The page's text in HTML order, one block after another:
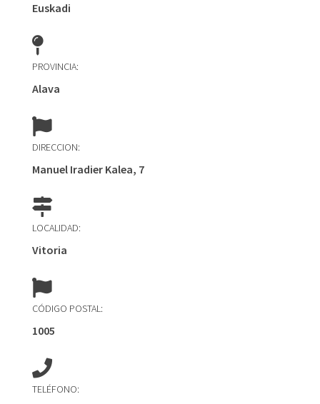
Euskadi
PROVINCIA:
Alava
DIRECCION:
Manuel Iradier Kalea, 7
LOCALIDAD:
Vitoria
CÓDIGO POSTAL:
1005
TELÉFONO: